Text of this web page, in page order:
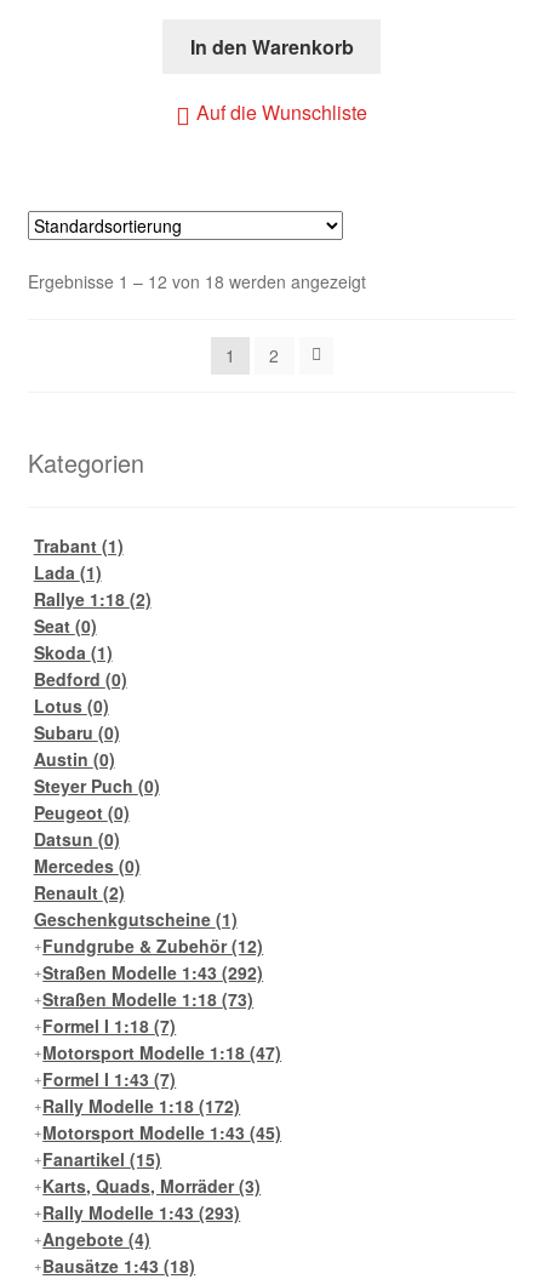
In den Warenkorb
Auf die Wunschliste
Ergebnisse 1 – 12 von 18 werden angezeigt
1 2
Kategorien
Trabant (1)
Lada (1)
Rallye 1:18 (2)
Seat (0)
Skoda (1)
Bedford (0)
Lotus (0)
Subaru (0)
Austin (0)
Steyer Puch (0)
Peugeot (0)
Datsun (0)
Mercedes (0)
Renault (2)
Geschenkgutscheine (1)
Fundgrube & Zubehör(12)
Straßen Modelle 1:43(292)
Straßen Modelle 1:18(73)
Formel I 1:18(7)
Motorsport Modelle 1:18(47)
Formel I 1:43(7)
Rally Modelle 1:18(172)
Motorsport Modelle 1:43(45)
Fanartikel(15)
Karts, Quads, Morräder(3)
Rally Modelle 1:43(293)
Angebote(4)
Bausätze 1:43(18)